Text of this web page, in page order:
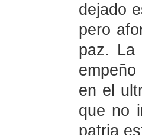
dejado
pero
paz. La
en el
que no
patria